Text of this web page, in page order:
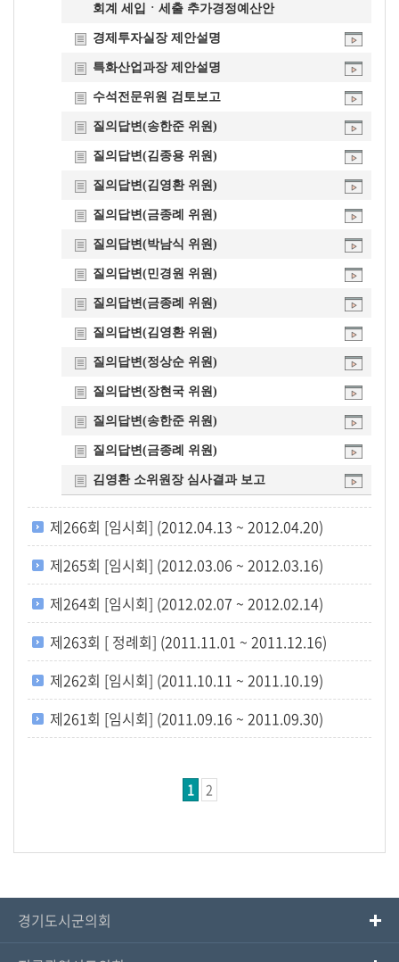
회계 세입ㆍ세출 추가경정예산안
경제투자실장 제안설명
특화산업과장 제안설명
수석전문위원 검토보고
질의답변(송한준 위원)
질의답변(김종용 위원)
질의답변(김영환 위원)
질의답변(금종례 위원)
질의답변(박남식 위원)
질의답변(민경원 위원)
질의답변(금종례 위원)
질의답변(김영환 위원)
질의답변(정상순 위원)
질의답변(장현국 위원)
질의답변(송한준 위원)
질의답변(금종례 위원)
김영환 소위원장 심사결과 보고
제266회 [임시회] (2012.04.13 ~ 2012.04.20)
제265회 [임시회] (2012.03.06 ~ 2012.03.16)
제264회 [임시회] (2012.02.07 ~ 2012.02.14)
제263회 [ 정례회] (2011.11.01 ~ 2011.12.16)
제262회 [임시회] (2011.10.11 ~ 2011.10.19)
제261회 [임시회] (2011.09.16 ~ 2011.09.30)
1 2
경기도시군의회